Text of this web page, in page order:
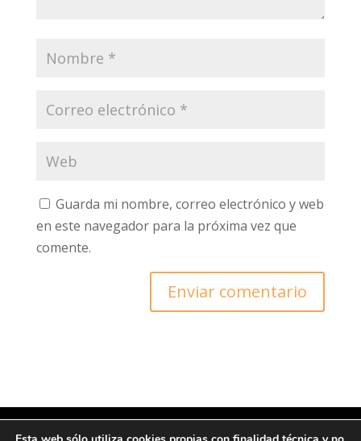
Guarda mi nombre, correo electrónico y web
en este navegador para la próxima vez que
comente.